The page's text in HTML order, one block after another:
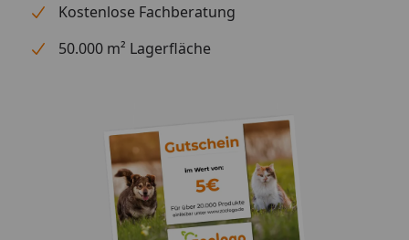
Kostenlose Fachberatung
50.000 m² Lagerfläche